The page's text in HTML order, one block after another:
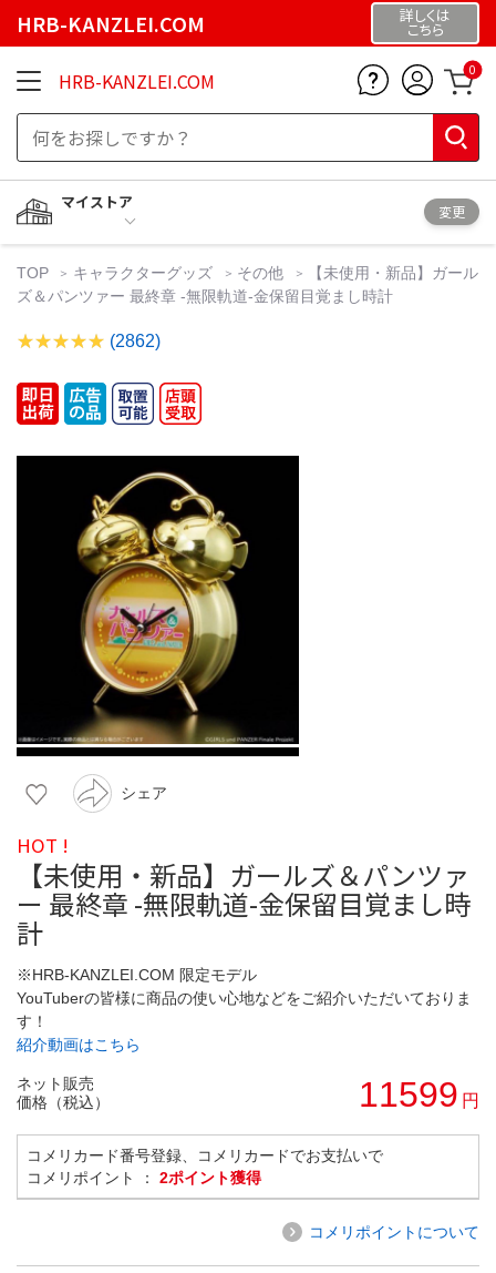
HRB-KANZLEI.COM 詳しくは
こちら
HRB-KANZLEI.COM 0
マイストア
変更
TOP キャラクターグッズ その他
【未使用・新品】ガール
ズ＆パンツァー 最終章 -無限軌道-金保留目覚まし時計
(2862)
シェア
HOT !
【未使用・新品】ガールズ＆パンツァ
ー 最終章 -無限軌道-金保留目覚まし時
計
※HRB-KANZLEI.COM 限定モデル
YouTuberの皆様に商品の使い心地などをご紹介いただいておりま
す！
紹介動画はこちら
ネット販売
価格（税込）
11599 円
コメリカード番号登録、コメリカードでお支払いで
コメリポイント ： 2ポイント獲得
コメリポイントについて